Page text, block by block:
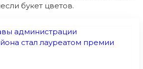
букет цветов.